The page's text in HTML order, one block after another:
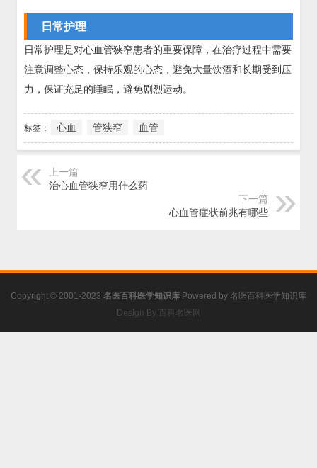
日常护理
日常护理是对心血管狭窄患者的重要保障，在治疗过程中需要
注意调整心态，保持乐观的心态，避免大量饮酒和长期受到压
力，保证充足的睡眠，避免剧烈运动。
标签： 心血 管狭窄 血管
上一篇
治心血管狭窄用什么药
下一篇
心血管症状前兆有哪些
Copyright © 2001-2023 名医百科医学知识库 Powered by 名医百科医学知识库
Design By 百科名医网